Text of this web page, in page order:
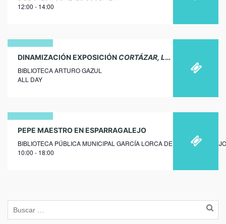
2017
12:00 - 14:00
06
octubre
2017
DINAMIZACIÓN EXPOSICIÓN CORTÁZAR, LECTOR DEL MUNDO
BIBLIOTECA ARTURO GAZUL
ALL DAY
11
febrero
2019
PEPE MAESTRO EN ESPARRAGALEJO
BIBLIOTECA PÚBLICA MUNICIPAL GARCÍA LORCA DE ESPARRAGALEJO
10:00 - 18:00